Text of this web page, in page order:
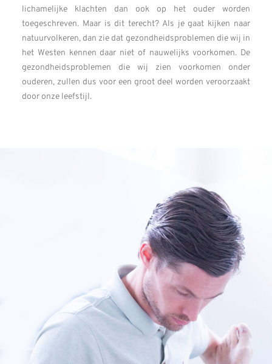
lichamelijke klachten dan ook op het ouder worden
toegeschreven. Maar is dit terecht? Als je gaat kijken naar
natuurvolkeren, dan zie dat gezondheidsproblemen die wij in
het Westen kennen daar niet of nauwelijks voorkomen. De
gezondheidsproblemen die wij zien voorkomen onder
ouderen, zullen dus voor een groot deel worden veroorzaakt
door onze leefstijl.